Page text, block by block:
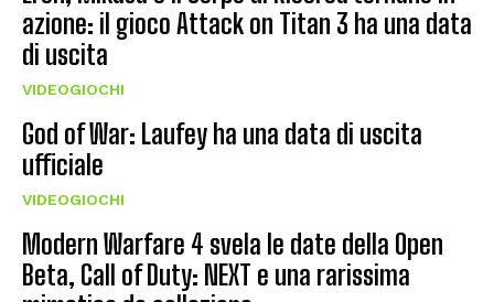
azione: il gioco Attack on Titan 3 ha una data
di uscita
VIDEOGIOCHI
God of War: Laufey ha una data di uscita
ufficiale
VIDEOGIOCHI
Modern Warfare 4 svela le date della Open
Beta, Call of Duty: NEXT e una rarissima